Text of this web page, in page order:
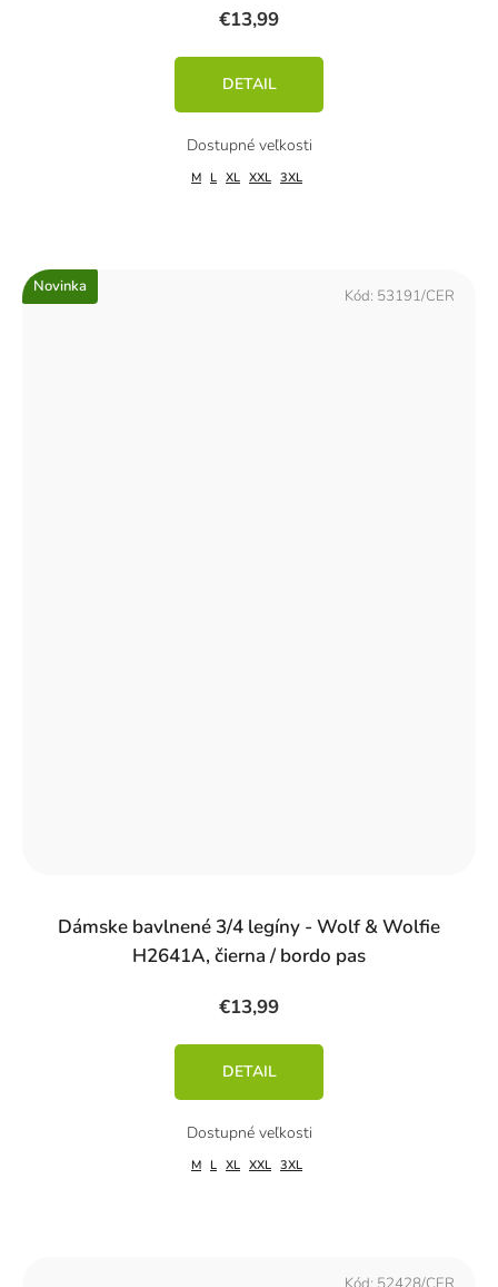
€13,99
DETAIL
M L XL XXL 3XL
Novinka
Dámske bavlnené 3/4 legíny - Wolf & Wolfie
H2641A, čierna / bordo pas
€13,99
DETAIL
M L XL XXL 3XL
Kód: 53191/CER